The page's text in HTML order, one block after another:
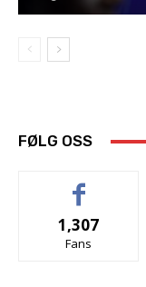
FØLG OSS
1,307
Fans